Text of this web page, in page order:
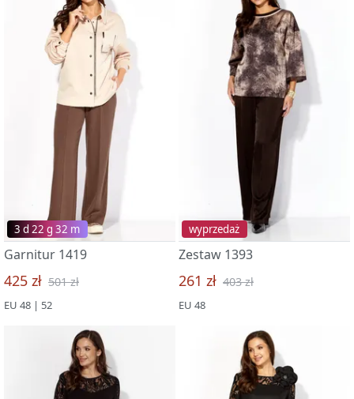
3 d 22 g 32 m
Garnitur 1419
425 zł 501 zł
EU 48 | 52
wyprzedaż
Zestaw 1393
261 zł 403 zł
EU 48